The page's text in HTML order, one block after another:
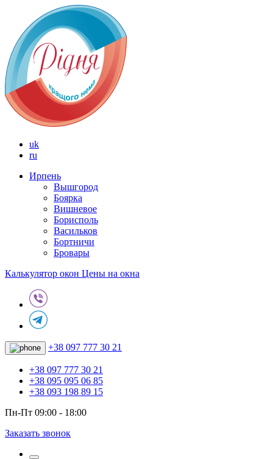
uk
ru
Ирпень
Вышгород
Боярка
Вишневое
Борисполь
Васильков
Бортничи
Бровары
Калькулятор окон Цены на окна
+38 097 777 30 21
+38 097 777 30 21
+38 095 095 06 85
+38 093 198 89 15
Пн-Пт 09:00 - 18:00
Заказать звонок